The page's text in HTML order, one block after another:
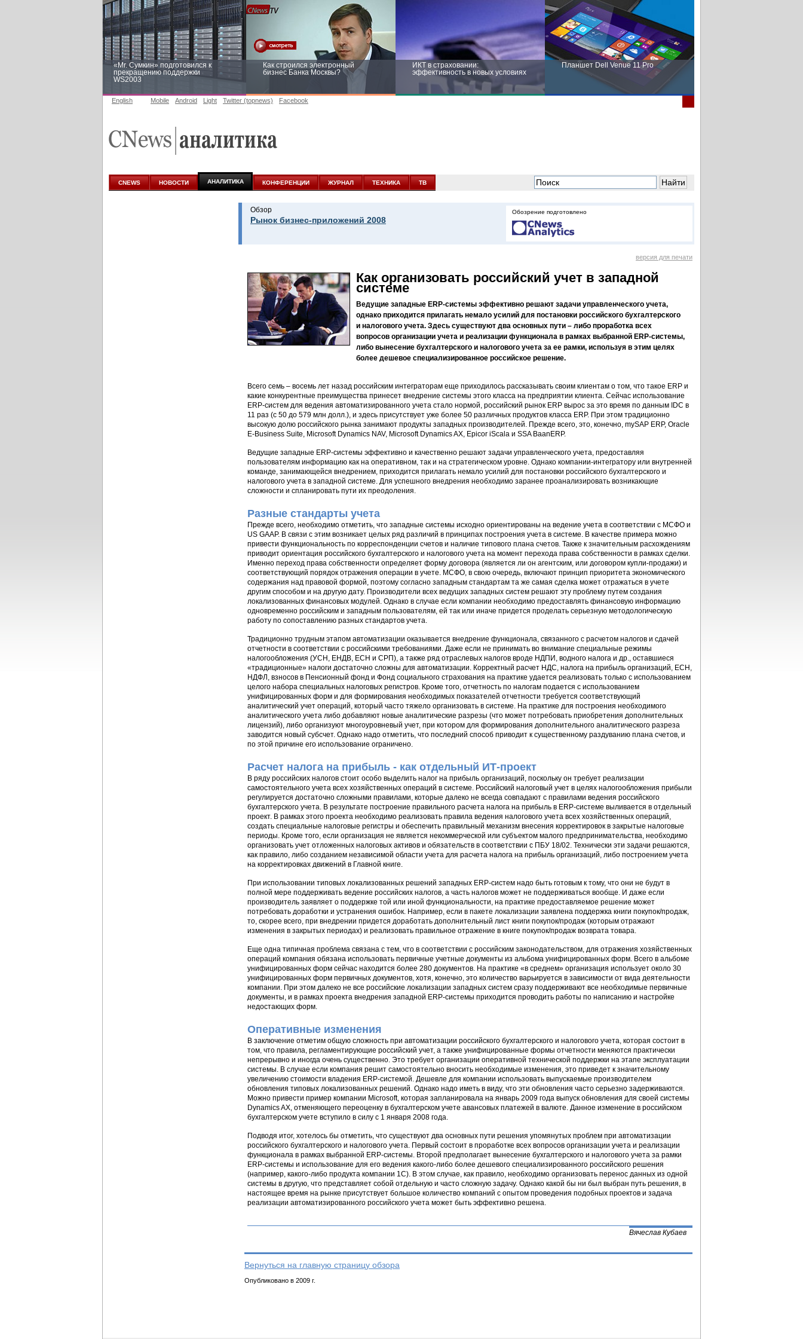
«Mr. Сумкин» подготовился к
прекращению поддержки
WS2003
Как строился электронный
бизнес Банка Москвы?
ИКТ в страховании:
эффективность в новых условиях
Планшет Dell Venue 11 Pro
аналитике
новых условиях
English Mobile Android Light Twitter (topnews) Facebook
CNEWS НОВОСТИ АНАЛИТИКА КОНФЕРЕНЦИИ ЖУРНАЛ ТЕХНИКА ТВ
Обзор
Рынок бизнес-приложений 2008
Обозрение подготовлено
версия для печати
Как организовать российский учет в западной
системе
Ведущие западные ERP-системы эффективно решают задачи управленческого учета,
однако приходится прилагать немало усилий для постановки российского бухгалтерского
и налогового учета. Здесь существуют два основных пути – либо проработка всех
вопросов организации учета и реализации функционала в рамках выбранной ERP-системы,
либо вынесение бухгалтерского и налогового учета за ее рамки, используя в этим целях
более дешевое специализированное российское решение.
Всего семь – восемь лет назад российским интеграторам еще приходилось рассказывать своим клиентам о том, что такое ERP и
какие конкурентные преимущества принесет внедрение системы этого класса на предприятии клиента. Сейчас использование
ERP-систем для ведения автоматизированного учета стало нормой, российский рынок ERP вырос за это время по данным IDC в
11 раз (с 50 до 579 млн долл.), и здесь присутствует уже более 50 различных продуктов класса ERP. При этом традиционно
высокую долю российского рынка занимают продукты западных производителей. Прежде всего, это, конечно, mySAP ERP, Oracle
E-Business Suite, Microsoft Dynamics NAV, Microsoft Dynamics AX, Epicor iScala и SSA BaanERP.
Ведущие западные ERP-системы эффективно и качественно решают задачи управленческого учета, предоставляя
пользователям информацию как на оперативном, так и на стратегическом уровне. Однако компании-интегратору или внутренней
команде, занимающейся внедрением, приходится прилагать немало усилий для постановки российского бухгалтерского и
налогового учета в западной системе. Для успешного внедрения необходимо заранее проанализировать возникающие
сложности и спланировать пути их преодоления.
Разные стандарты учета
Прежде всего, необходимо отметить, что западные системы исходно ориентированы на ведение учета в соответствии с МСФО и
US GAAP. В связи с этим возникает целых ряд различий в принципах построения учета в системе. В качестве примера можно
привести функциональность по корреспонденции счетов и наличие типового плана счетов. Также к значительным расхождениям
приводит ориентация российского бухгалтерского и налогового учета на момент перехода права собственности в рамках сделки.
Именно переход права собственности определяет форму договора (является ли он агентским, или договором купли-продажи) и
соответствующий порядок отражения операции в учете. МСФО, в свою очередь, включают принцип приоритета экономического
содержания над правовой формой, поэтому согласно западным стандартам та же самая сделка может отражаться в учете
другим способом и на другую дату. Производители всех ведущих западных систем решают эту проблему путем создания
локализованных финансовых модулей. Однако в случае если компании необходимо предоставлять финансовую информацию
одновременно российским и западным пользователям, ей так или иначе придется проделать серьезную методологическую
работу по сопоставлению разных стандартов учета.
Традиционно трудным этапом автоматизации оказывается внедрение функционала, связанного с расчетом налогов и сдачей
отчетности в соответствии с российскими требованиями. Даже если не принимать во внимание специальные режимы
налогообложения (УСН, ЕНДВ, ЕСН и СРП), а также ряд отраслевых налогов вроде НДПИ, водного налога и др., оставшиеся
«традиционные» налоги достаточно сложны для автоматизации. Корректный расчет НДС, налога на прибыль организаций, ЕСН,
НДФЛ, взносов в Пенсионный фонд и Фонд социального страхования на практике удается реализовать только с использованием
целого набора специальных налоговых регистров. Кроме того, отчетность по налогам подается с использованием
унифицированных форм и для формирования необходимых показателей отчетности требуется соответствующий
аналитический учет операций, который часто тяжело организовать в системе. На практике для построения необходимого
аналитического учета либо добавляют новые аналитические разрезы (что может потребовать приобретения дополнительных
лицензий), либо организуют многоуровневый учет, при котором для формирования дополнительного аналитического разреза
заводится новый субсчет. Однако надо отметить, что последний способ приводит к существенному раздуванию плана счетов, и
по этой причине его использование ограничено.
Расчет налога на прибыль - как отдельный ИТ-проект
В ряду российских налогов стоит особо выделить налог на прибыль организаций, поскольку он требует реализации
самостоятельного учета всех хозяйственных операций в системе. Российский налоговый учет в целях налогообложения прибыли
регулируется достаточно сложными правилами, которые далеко не всегда совпадают с правилами ведения российского
бухгалтерского учета. В результате построение правильного расчета налога на прибыль в ERP-системе выливается в отдельный
проект. В рамках этого проекта необходимо реализовать правила ведения налогового учета всех хозяйственных операций,
создать специальные налоговые регистры и обеспечить правильный механизм внесения корректировок в закрытые налоговые
периоды. Кроме того, если организация не является некоммерческой или субъектом малого предпринимательства, необходимо
организовать учет отложенных налоговых активов и обязательств в соответствии с ПБУ 18/02. Технически эти задачи решаются,
как правило, либо созданием независимой области учета для расчета налога на прибыль организаций, либо построением учета
на корректировках движений в Главной книге.
При использовании типовых локализованных решений западных ERP-систем надо быть готовым к тому, что они не будут в
полной мере поддерживать ведение российских налогов, а часть налогов может не поддерживаться вообще. И даже если
производитель заявляет о поддержке той или иной функциональности, на практике предоставляемое решение может
потребовать доработки и устранения ошибок. Например, если в пакете локализации заявлена поддержка книги покупок/продаж,
то, скорее всего, при внедрении придется доработать дополнительный лист книги покупок/продаж (которым отражают
изменения в закрытых периодах) и реализовать правильное отражение в книге покупок/продаж возврата товара.
Еще одна типичная проблема связана с тем, что в соответствии с российским законодательством, для отражения хозяйственных
операций компания обязана использовать первичные учетные документы из альбома унифицированных форм. Всего в альбоме
унифицированных форм сейчас находится более 280 документов. На практике «в среднем» организация использует около 30
унифицированных форм первичных документов, хотя, конечно, это количество варьируется в зависимости от вида деятельности
компании. При этом далеко не все российские локализации западных систем сразу поддерживают все необходимые первичные
документы, и в рамках проекта внедрения западной ERP-системы приходится проводить работы по написанию и настройке
недостающих форм.
Оперативные изменения
В заключение отметим общую сложность при автоматизации российского бухгалтерского и налогового учета, которая состоит в
том, что правила, регламентирующие российский учет, а также унифицированные формы отчетности меняются практически
непрерывно и иногда очень существенно. Это требует организации оперативной технической поддержки на этапе эксплуатации
системы. В случае если компания решит самостоятельно вносить необходимые изменения, это приведет к значительному
увеличению стоимости владения ERP-системой. Дешевле для компании использовать выпускаемые производителем
обновления типовых локализованных решений. Однако надо иметь в виду, что эти обновления часто серьезно задерживаются.
Можно привести пример компании Microsoft, которая запланировала на январь 2009 года выпуск обновления для своей системы
Dynamics AX, отменяющего переоценку в бухгалтерском учете авансовых платежей в валюте. Данное изменение в российском
бухгалтерском учете вступило в силу с 1 января 2008 года.
Подводя итог, хотелось бы отметить, что существуют два основных пути решения упомянутых проблем при автоматизации
российского бухгалтерского и налогового учета. Первый состоит в проработке всех вопросов организации учета и реализации
функционала в рамках выбранной ERP-системы. Второй предполагает вынесение бухгалтерского и налогового учета за рамки
ERP-системы и использование для его ведения какого-либо более дешевого специализированного российского решения
(например, какого-либо продукта компании 1С). В этом случае, как правило, необходимо организовать перенос данных из одной
системы в другую, что представляет собой отдельную и часто сложную задачу. Однако какой бы ни был выбран путь решения, в
настоящее время на рынке присутствует большое количество компаний с опытом проведения подобных проектов и задача
реализации автоматизированного российского учета может быть эффективно решена.
Вячеслав Кубаев
Вернуться на главную страницу обзора
Опубликовано в 2009 г.